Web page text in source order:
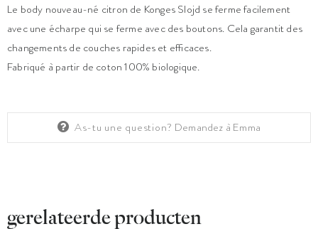
Le body nouveau-né citron de Konges Slojd se ferme facilement
avec une écharpe qui se ferme avec des boutons. Cela garantit des
changements de couches rapides et efficaces.
Fabriqué à partir de coton 100% biologique.
As-tu une question? Demandez à Emma
gerelateerde producten